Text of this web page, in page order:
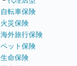
自転車保険
火災保険
海外旅行保険
ペット保険
生命保険